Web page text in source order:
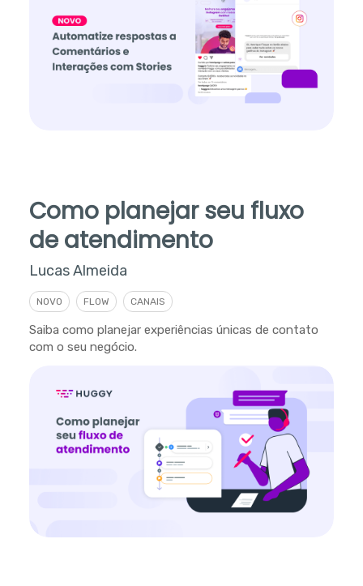
Como planejar seu fluxo
de atendimento
Lucas Almeida
NOVO FLOW CANAIS
Saiba como planejar experiências únicas de contato
com o seu negócio.